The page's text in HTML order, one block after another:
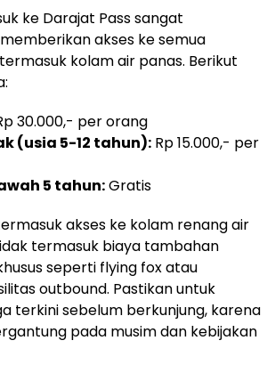
ke Darajat Pass sangat
akses ke semua
kolam air panas. Berikut
30.000,- per orang
(usia 5-12 tahun): Rp 15.000,- per
5 tahun:Gratis
akses ke kolam renang air
termasuk biaya tambahan
seperti flying fox atau
outbound. Pastikan untuk
terkini sebelum berkunjung, karena
pada musim dan kebijakan